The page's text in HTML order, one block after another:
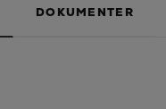
DOKUMENTER